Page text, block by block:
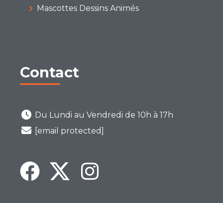
Mascottes Dessins Animés
Contact
Du Lundi au Vendredi de 10h à 17h
[email protected]